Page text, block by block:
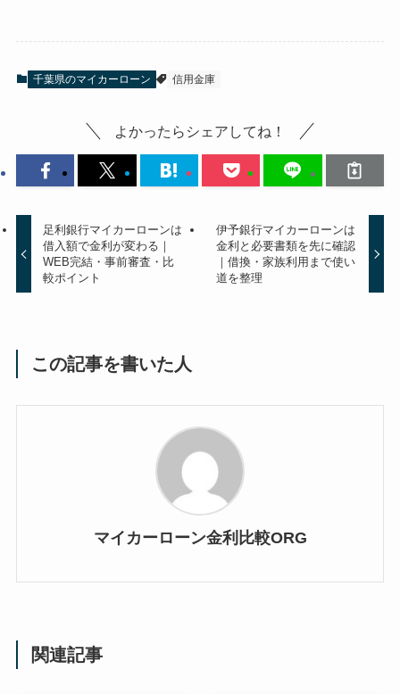
千葉県のマイカーローン 信用金庫
よかったらシェアしてね！
足利銀行マイカーローンは
借入額で金利が変わる｜
WEB完結・事前審査・比
較ポイント
伊予銀行マイカーローンは
金利と必要書類を先に確認
｜借換・家族利用まで使い
道を整理
この記事を書いた人
マイカーローン金利比較ORG
関連記事